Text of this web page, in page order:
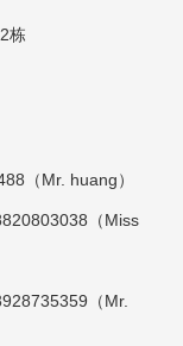
栋
（Mr. huang）
（Miss
（Mr.